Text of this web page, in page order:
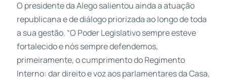
O presidente da Alego salientou ainda a atuação
republicana e de diálogo priorizada ao longo de toda
a sua gestão. “O Poder Legislativo sempre esteve
fortalecido e nós sempre defendemos,
primeiramente, o cumprimento do Regimento
Interno: dar direito e voz aos parlamentares da Casa,